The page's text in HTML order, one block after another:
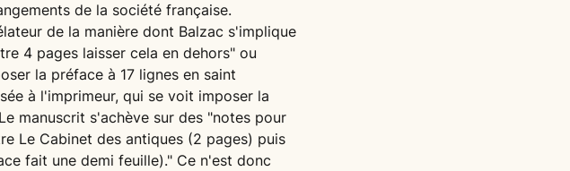
de la société française.
de la manière dont Balzac s'implique
4 pages laisser cela en dehors" ou
la préface à 17 lignes en saint
à l'imprimeur, qui se voit imposer la
manuscrit s'achève sur des "notes pour
Le Cabinet des antiques (2 pages) puis
fait une demi feuille)." Ce n'est donc